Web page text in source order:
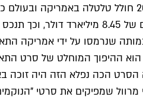
עשתה, ותרבות התאגידים הלכה והתעצמה. משבר
שנרמסו על ידי אמריקה
הוא ההיפוך המוחלט של סרט
הכה נפלא הזה היה
מרוול שמפיקים את סרטי